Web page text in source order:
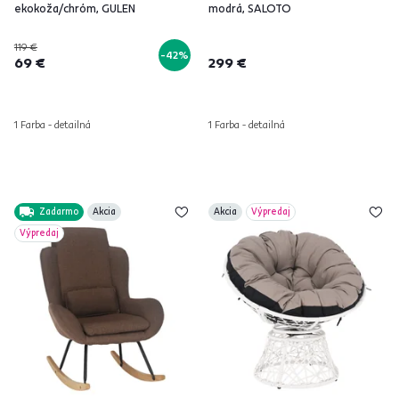
ekokoža/chróm, GULEN
119 €
69 € -42%
1 Farba - detailná
modrá, SALOTO
299 €
1 Farba - detailná
Zadarmo
Akcia
Výpredaj
Akcia Výpredaj